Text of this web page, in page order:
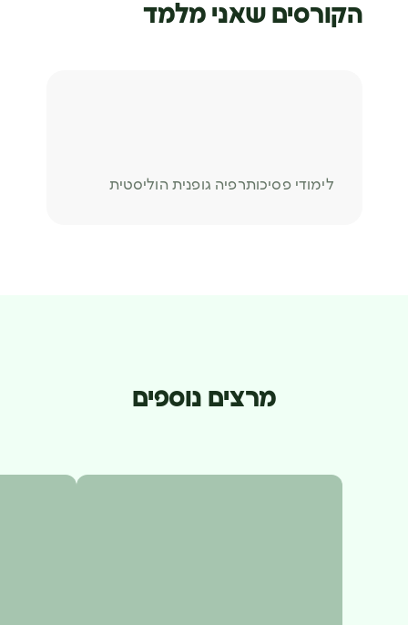
הקורסים שאני מלמד
לימודי פסיכותרפיה גופנית הוליסטית
מרצים נוספים